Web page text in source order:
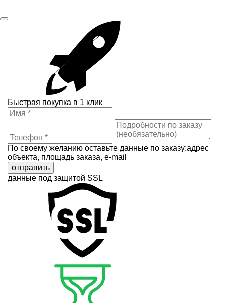
Быстрая покупка в 1 клик
По своему желанию оставьте данные по заказу:адрес
объекта, площадь заказа, e-mail
отправить
данные под защитой SSL